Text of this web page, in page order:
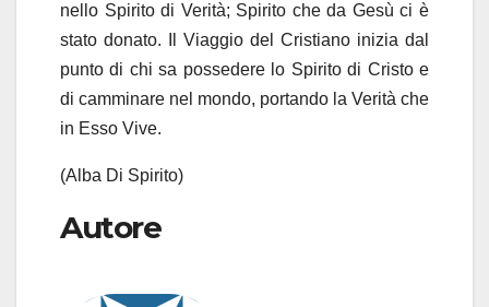
nello Spirito di Verità; Spirito che da Gesù ci è
stato donato. Il Viaggio del Cristiano inizia dal
punto di chi sa possedere lo Spirito di Cristo e
di camminare nel mondo, portando la Verità che
in Esso Vive.
(Alba Di Spirito)
Autore